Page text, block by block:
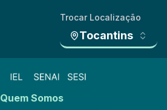
Trocar Localização
Tocantins
Quem Somos